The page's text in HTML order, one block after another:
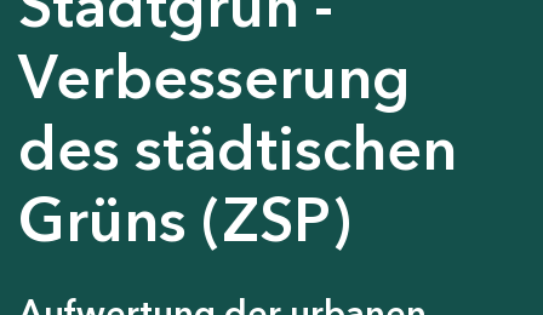
Verbesserung
des städtischen
Grüns (ZSP)